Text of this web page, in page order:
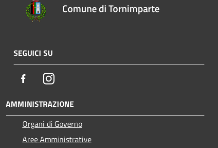
Comune di Tornimparte
SEGUICI SU
FacebookInstagram
AMMINISTRAZIONE
Organi di Governo
Aree Amministrative